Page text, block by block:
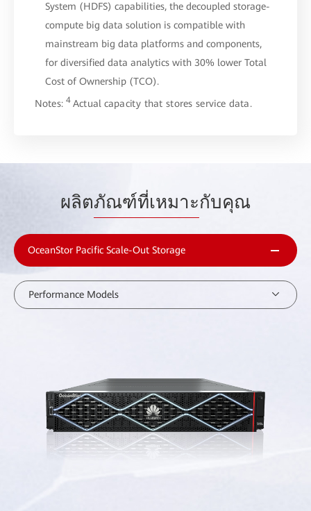
System (HDFS) capabilities, the decoupled storage-
compute big data solution is compatible with
mainstream big data platforms and components,
for diversified data analytics with 30% lower Total
Cost of Ownership (TCO).
Notes: 4 Actual capacity that stores service data.
ผลิตภัณฑ์ที่เหมาะกับคุณ
OceanStor Pacific Scale-Out Storage
Performance Models